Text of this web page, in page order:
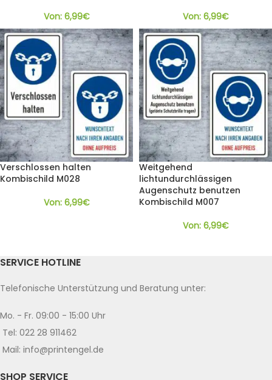
Von: 6,99€
Von: 6,99€
Verschlossen halten
Kombischild M028
Von: 6,99€
Weitgehend
lichtundurchlässigen
Augenschutz benutzen
Kombischild M007
Von: 6,99€
SERVICE HOTLINE
Telefonische Unterstützung und Beratung unter:
Mo. - Fr. 09:00 - 15:00 Uhr
Tel: 022 28 911462
Mail: info@printengel.de
SHOP SERVICE